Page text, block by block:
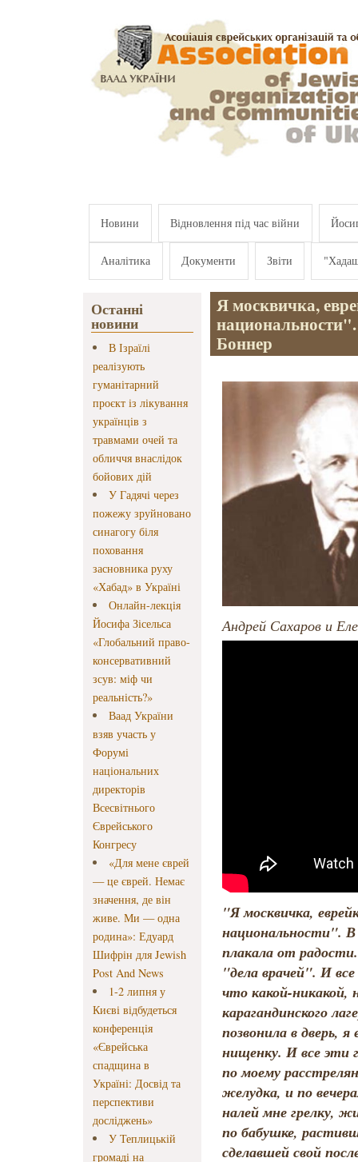
Новини Відновлення під час війни
Аналітика Документи Звіти
Останні
новини
В Ізраїлі
реалізують
гуманітарний
проєкт із лікування
українців з
травмами очей та
обличчя внаслідок
бойових дій
У Гадячі через
пожежу зруйновано
синагогу біля
поховання
засновника руху
«Хабад» в Україні
Онлайн-лекція
Йосифа Зісельса
«Глобальний право-
консервативний
зсув: міф чи
реальність?»
Ваад України
взяв участь у
Форумі
національних
директорів
Всесвітнього
Єврейського
Конгресу
«Для мене єврей
— це єврей. Немає
значення, де він
живе. Ми — одна
родина»: Едуард
Шифрін для Jewish
Post And News
1-2 липня у
Києві відбудеться
конференція
«Єврейська
спадщина в
Україні: Досвід та
перспективи
досліджень»
У Теплицькій
громаді на
Я москвичка,
Боннер
Андрей Сахаров и
"Я москвичка,
национальности".
плакала от
"дела врачей". И
что какой-никакой,
карагандинского
позвонила в дверь, я
нищенку. И все эти
по моему
желудка, и по
налей мне грелку,
по бабушке,
сделавшей свой